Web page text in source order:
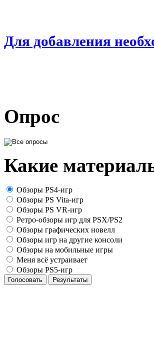
Для добавления
Опрос
Какие
Обзоры PS4-игр
Обзоры PS Vita-игр
Обзоры PS VR-игр
Ретро-обзоры игр для PSX/PS2
Обзоры графических новелл
Обзоры игр на другие консоли
Обзоры на мобильные игры
Меня всё устраивает
Обзоры PS5-игр
Голосовать Результаты